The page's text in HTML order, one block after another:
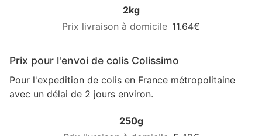
2kg
11.64€
Prix pour l'envoi de colis Colissimo
Pour l'expedition de colis en France métropolitaine
avec un délai de 2 jours environ.
250g